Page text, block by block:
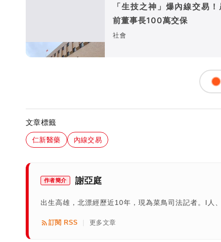
「生技之神」爆內線交易
前董事長100萬交保
社會
文章標籤
仁新醫藥 內線交易
作者簡介 謝亞庭
出生高雄，北漂經歷近10年，現為菜鳥司法記者。I人
訂閱 RSS 更多文章